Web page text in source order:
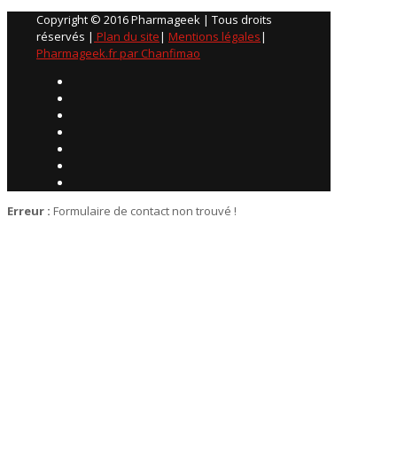
Copyright © 2016 Pharmageek | Tous droits
réservés | Plan du site| Mentions légales|
Pharmageek.fr par Chanfimao
Erreur : Formulaire de contact non trouvé !